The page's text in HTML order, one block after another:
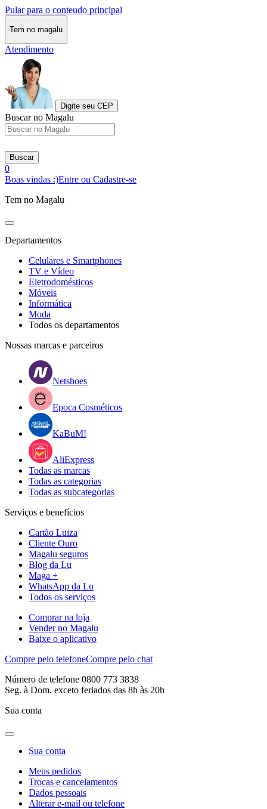
Pular para o conteudo principal
Tem no magalu
Atendimento
Digite seu CEP
Buscar no Magalu
Buscar
0
Boas vindas :)Entre ou Cadastre-se
Tem no Magalu
Departamentos
Celulares e Smartphones
TV e Vídeo
Eletrodomésticos
Móveis
Informática
Moda
Todos os departamentos
Nossas marcas e parceiros
Netshoes
Epoca Cosméticos
KaBuM!
AliExpress
Todas as marcas
Todas as categorias
Todas as subcategorias
Serviços e benefícios
Cartão Luiza
Cliente Ouro
Magalu seguros
Blog da Lu
Maga +
WhatsApp da Lu
Todos os serviços
Comprar na loja
Vender no Magalu
Baixe o aplicativo
Compre pelo telefoneCompre pelo chat
Número de telefone 0800 773 3838
Seg. à Dom. exceto feriados das 8h às 20h
Sua conta
Sua conta
Meus pedidos
Trocas e cancelamentos
Dados pessoais
Alterar e-mail ou telefone